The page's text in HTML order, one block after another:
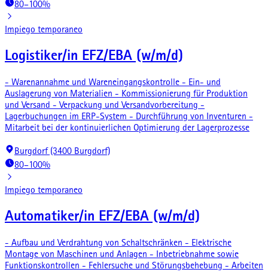
80–100%
Impiego temporaneo
Logistiker/in EFZ/EBA (w/m/d)
- Warenannahme und Wareneingangskontrolle - Ein- und
Auslagerung von Materialien - Kommissionierung für Produktion
und Versand - Verpackung und Versandvorbereitung -
Lagerbuchungen im ERP-System - Durchführung von Inventuren -
Mitarbeit bei der kontinuierlichen Optimierung der Lagerprozesse
Burgdorf (3400 Burgdorf)
80–100%
Impiego temporaneo
Automatiker/in EFZ/EBA (w/m/d)
- Aufbau und Verdrahtung von Schaltschränken - Elektrische
Montage von Maschinen und Anlagen - Inbetriebnahme sowie
Funktionskontrollen - Fehlersuche und Störungsbehebung - Arbeiten